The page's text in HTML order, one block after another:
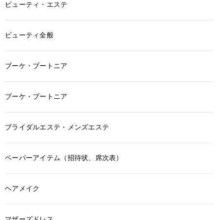
ビューティ・エステ
ビューティ全般
ブーケ・ブートニア
ブーケ・ブートニア
ブライダルエステ・メンズエステ
ペーパーアイテム（招待状、席次表）
ヘアメイク